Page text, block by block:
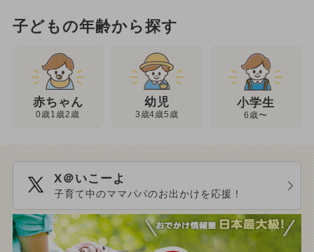
子どもの年齢から探す
赤ちゃん
0歳1歳2歳
幼児
3歳4歳5歳
小学生
6歳〜
X＠いこーよ
子育て中のママパパのお出かけを応援！